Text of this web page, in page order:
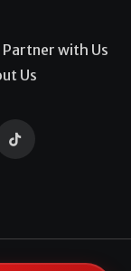
Partner with Us
Us